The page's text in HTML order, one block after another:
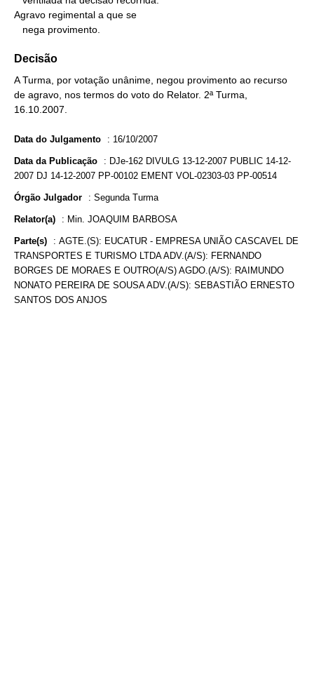
Agravo regimental a que se
   nega provimento.
Decisão
A Turma, por votação unânime, negou provimento ao recurso
de agravo, nos termos do voto do Relator. 2ª Turma,
16.10.2007.
Data do Julgamento : 16/10/2007
Data da Publicação : DJe-162 DIVULG 13-12-2007 PUBLIC 14-12-
2007 DJ 14-12-2007 PP-00102 EMENT VOL-02303-03 PP-00514
Órgão Julgador : Segunda Turma
Relator(a) : Min. JOAQUIM BARBOSA
Parte(s) : AGTE.(S): EUCATUR - EMPRESA UNIÃO CASCAVEL DE
TRANSPORTES E TURISMO LTDA ADV.(A/S): FERNANDO
BORGES DE MORAES E OUTRO(A/S) AGDO.(A/S): RAIMUNDO
NONATO PEREIRA DE SOUSA ADV.(A/S): SEBASTIÃO ERNESTO
SANTOS DOS ANJOS